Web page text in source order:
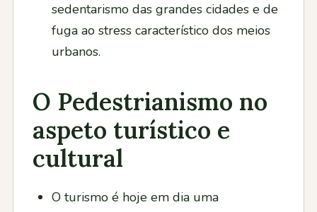
sedentarismo das grandes cidades e de
fuga ao stress característico dos meios
urbanos.
O Pedestrianismo no
aspeto turístico e
cultural
O turismo é hoje em dia uma